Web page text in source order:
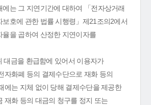
에는 그 지연기간에 대하여 「전자상거래
보호에 관한 법률 시행령」제21조의2에서
율을 곱하여 산정한 지연이자를
대금을 환급함에 있어서 이용자가
자화폐 등의 결제수단으로 재화 등의
에는 지체 없이 당해 결제수단을 제공한
재화 등의 대금의 청구를 정지 또는